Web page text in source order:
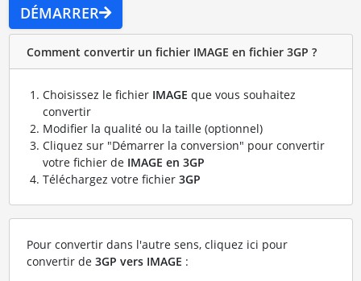
DÉMARRER
Comment convertir un fichier IMAGE en fichier 3GP ?
Choisissez le fichier IMAGE que vous souhaitez
convertir
Modifier la qualité ou la taille (optionnel)
Cliquez sur "Démarrer la conversion" pour convertir
votre fichier de IMAGE en 3GP
Téléchargez votre fichier 3GP
Pour convertir dans l'autre sens, cliquez ici pour
convertir de 3GP vers IMAGE :